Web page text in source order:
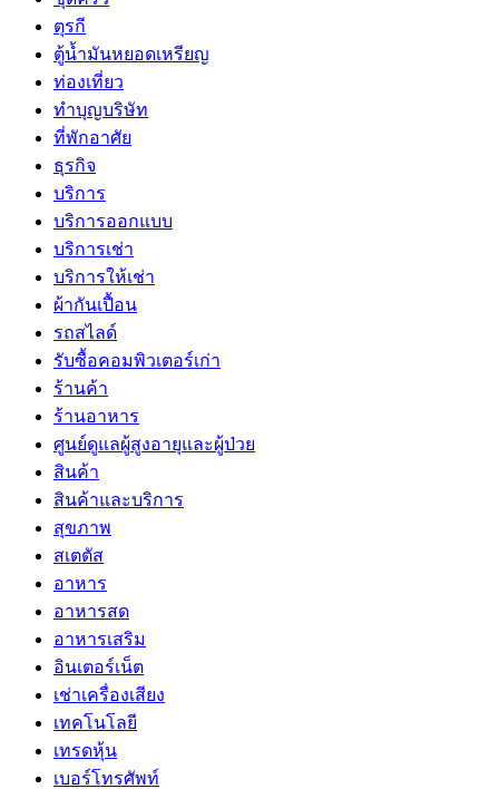
ตุรกี
ตู้น้ำมันหยอดเหรียญ
ท่องเที่ยว
ทำบุญบริษัท
ที่พักอาศัย
ธุรกิจ
บริการ
บริการออกแบบ
บริการเช่า
บริการให้เช่า
ผ้ากันเปื้อน
รถสไลด์
รับซื้อคอมพิวเตอร์เก่า
ร้านค้า
ร้านอาหาร
ศูนย์ดูแลผู้สูงอายุและผู้ป่วย
สินค้า
สินค้าและบริการ
สุขภาพ
สเตตัส
อาหาร
อาหารสด
อาหารเสริม
อินเตอร์เน็ต
เช่าเครื่องเสียง
เทคโนโลยี
เทรดหุ้น
เบอร์โทรศัพท์